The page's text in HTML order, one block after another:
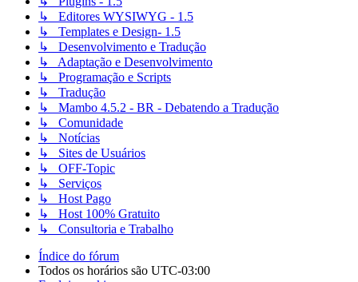
↳ Editores WYSIWYG - 1.5
↳ Templates e Design- 1.5
↳ Desenvolvimento e Tradução
↳ Adaptação e Desenvolvimento
↳ Programação e Scripts
↳ Tradução
↳ Mambo 4.5.2 - BR - Debatendo a Tradução
↳ Comunidade
↳ Notícias
↳ Sites de Usuários
↳ OFF-Topic
↳ Serviços
↳ Host Pago
↳ Host 100% Gratuito
↳ Consultoria e Trabalho
Índice do fórum
Todos os horários são UTC-03:00